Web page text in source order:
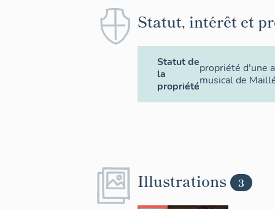
Statut, intérêt et
Statut de
la
propriété
propriété d'une
musical de
Illustrations 3